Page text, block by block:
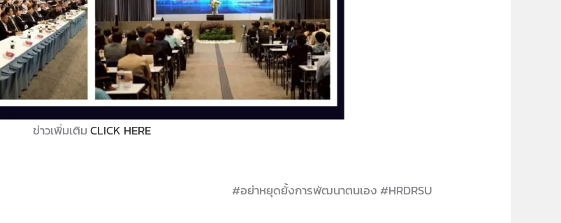
ข่าวเพิ่มเติมCLICK HERE
#อย่าหยุดยั้งการพัฒนาตนเอง #HRDRSU